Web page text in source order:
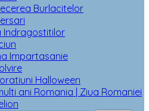
Burlacitelor
Indragostitilor
Impartasanie
Halloween
ani Romania | Ziua Romaniei